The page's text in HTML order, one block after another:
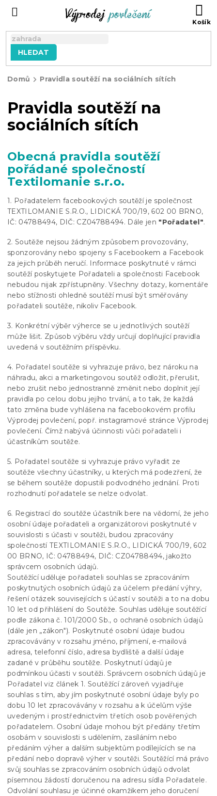
HLEDAT
Domů Pravidla soutěží na sociálních sítích
Pravidla soutěží na
sociálních sítích
Obecná pravidla soutěží
pořádané společností
Textilomanie s.r.o.
1. Pořadatelem facebookových soutěží je společnost
TEXTILOMANIE S.R.O., LIDICKÁ 700/19, 602 00 BRNO,
IČ: 04788494, DIČ: CZ04788494. Dále jen "Pořadatel".
2. Soutěže nejsou žádným způsobem provozovány,
sponzorovány nebo spojeny s Facebookem a Facebook
za jejich průběh neručí. Informace poskytnuté v rámci
soutěží poskytujete Pořadateli a společnosti Facebook
nebudou nijak zpřístupněny. Všechny dotazy, komentáře
nebo stížnosti ohledně soutěží musí být směřovány
pořadateli soutěže, nikoliv Facebook.
3. Konkrétní výběr výherce se u jednotlivých soutěží
může lišit. Způsob výběru vždy určují doplňující pravidla
uvedená v soutěžním příspěvku.
4. Pořadatel soutěže si vyhrazuje právo, bez nároku na
náhradu, akci a marketingovou soutěž odložit, přerušit,
nebo zrušit nebo jednostranně změnit nebo doplnit její
pravidla po celou dobu jejího trvání, a to tak, že každá
tato změna bude vyhlášena na facebookovém profilu
Výprodej povlečení, popř. instagramové stránce Výprodej
povlečení. Čímž nabývá účinnosti vůči pořadateli i
účastníkům soutěže.
5. Pořadatel soutěže si vyhrazuje právo vyřadit ze
soutěže všechny účastníky, u kterých má podezření, že
se během soutěže dopustili podvodného jednání. Proti
rozhodnutí pořadatele se nelze odvolat.
6. Registrací do soutěže účastník bere na vědomí, že jeho
osobní údaje pořadateli a organizátorovi poskytnuté v
souvislosti s účasti v soutěži, budou zpracovány
společností TEXTILOMANIE S.R.O., LIDICKÁ 700/19, 602
00 BRNO, IČ: 04788494, DIČ: CZ04788494, jakožto
správcem osobních údajů.
Soutěžící uděluje pořadateli souhlas se zpracováním
poskytnutých osobních údajů za účelem předání výhry,
řešení otázek souvisejících s účastí v soutěži a to na dobu
10 let od přihlášení do Soutěže. Souhlas uděluje soutěžící
podle zákona č. 101/2000 Sb., o ochraně osobních údajů
(dále jen „zákon"). Poskytnuté osobní údaje budou
zpracovávány v rozsahu jméno, příjmení, e-mailová
adresa, telefonní číslo, adresa bydliště a další údaje
zadané v průběhu soutěže. Poskytnutí údajů je
podmínkou účasti v soutěži. Správcem osobních údajů je
Pořadatel viz článek 1. Soutěžící zároveň vyjadřuje
souhlas s tím, aby jím poskytnuté osobní údaje byly po
dobu 10 let zpracovávány v rozsahu a k účelům výše
uvedeným i prostřednictvím třetích osob pověřených
pořadatelem. Osobní údaje mohou být předány třetím
osobám v souvislosti s udělením, zasíláním nebo
předáním výher a dalším subjektům podílejících se na
předání nebo dopravě výher v soutěži. Soutěžící má právo
svůj souhlas se zpracováním osobních údajů odvolat
písemnou žádostí doručenou na adresu sídla Pořadatele.
Odvolání souhlasu je účinné okamžikem jeho doručení